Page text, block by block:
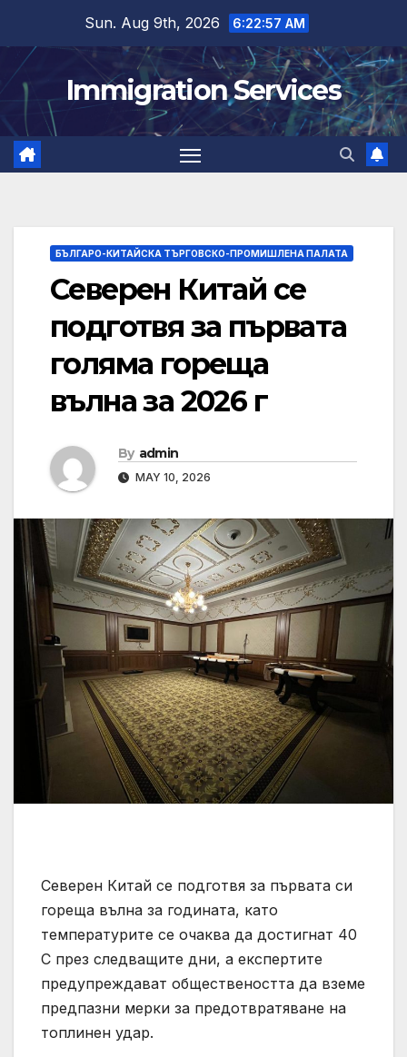
content
Sun. Aug 9th, 2026 6:22:58 AM
Immigration Services
БЪЛГАРО-КИТАЙСКА ТЪРГОВСКО-ПРОМИШЛЕНА ПАЛАТА
Северен Китай се
подготвя за първата
голяма гореща
вълна за 2026 г
By admin
MAY 10, 2026
Северен Китай се подготвя за първата си
гореща вълна за годината, като
температурите се очаква да достигнат 40
C през следващите дни, а експертите
предупреждават обществеността да вземе
предпазни мерки за предотвратяване на
топлинен удар.